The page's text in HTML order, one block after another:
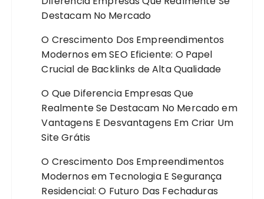
Destacam No Mercado
O Crescimento Dos Empreendimentos
Modernos emSEO Eficiente: O Papel
Crucial de Backlinks de Alta Qualidade
O Que Diferencia Empresas Que
Realmente Se Destacam No Mercadoem
Vantagens E Desvantagens Em Criar Um
Site Grátis
O Crescimento Dos Empreendimentos
Modernos em Tecnologia E Segurança
Residencial: O Futuro Das Fechaduras